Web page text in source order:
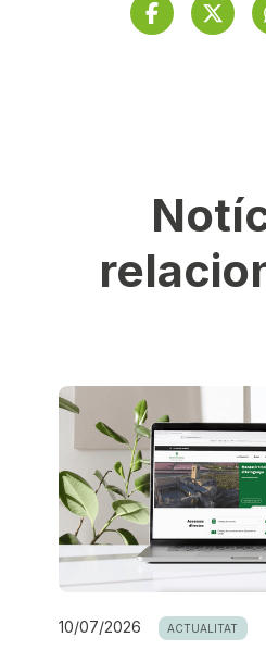
Facebook
10/07/2026 ACTUALITAT